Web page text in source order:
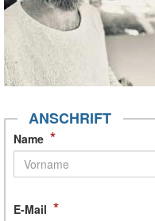
ANSCHRIFT
Name *
E-Mail *